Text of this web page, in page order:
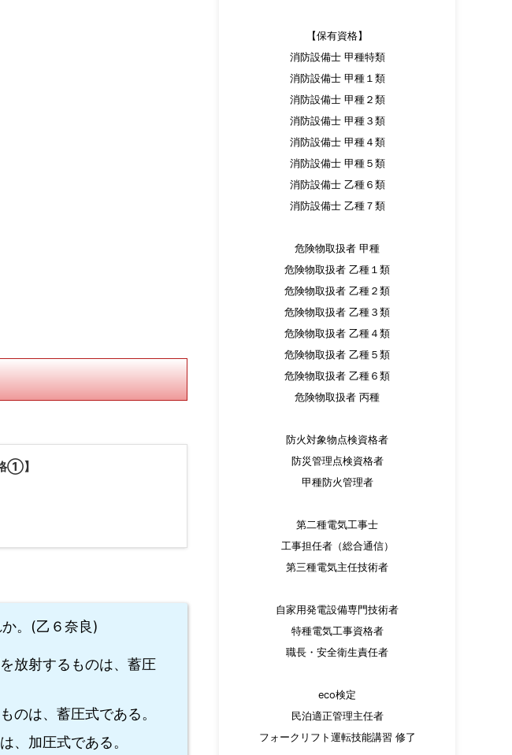
①】
。(乙６奈良)
放射するものは、蓄圧
のは、蓄圧式である。
、加圧式である。
【保有資格】
消防設備士 甲種特類
消防設備士 甲種１類
消防設備士 甲種２類
消防設備士 甲種３類
消防設備士 甲種４類
消防設備士 甲種５類
消防設備士 乙種６類
消防設備士 乙種７類
危険物取扱者 甲種
危険物取扱者 乙種１類
危険物取扱者 乙種２類
危険物取扱者 乙種３類
危険物取扱者 乙種４類
危険物取扱者 乙種５類
危険物取扱者 乙種６類
危険物取扱者 丙種
防火対象物点検資格者
防災管理点検資格者
甲種防火管理者
第二種電気工事士
工事担任者（総合通信）
第三種電気主任技術者
自家用発電設備専門技術者
特種電気工事資格者
職長・安全衛生責任者
eco検定
民泊適正管理主任者
フォークリフト運転技能講習 修了